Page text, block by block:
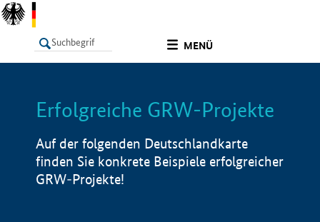
MENÜ
LISTE Info
Erfolgreiche GRW-Projekte
Auf der folgenden Deutschlandkarte
finden Sie konkrete Beispiele erfolgreicher
GRW-Projekte!